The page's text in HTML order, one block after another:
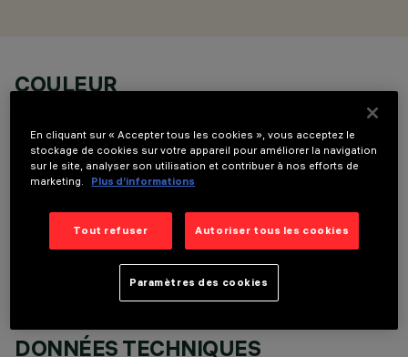
COULEUR
COMPOSANTS OPTIONNELS
DONNÉES TECHNIQUES
En cliquant sur « Accepter tous les cookies », vous acceptez le
stockage de cookies sur votre appareil pour améliorer la navigation
sur le site, analyser son utilisation et contribuer à nos efforts de
marketing.
Plus d’informations
Tout refuser Autoriser tous les cookies
Paramètres des cookies